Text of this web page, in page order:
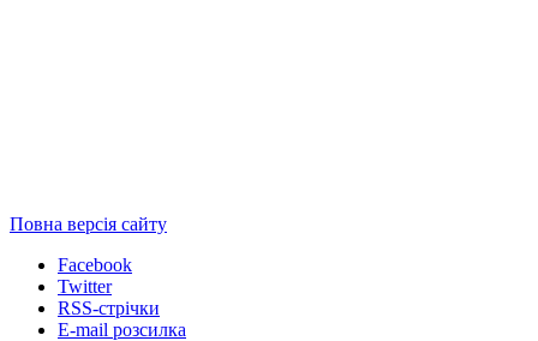
Повна версія сайту
Facebook
Twitter
RSS-стрічки
E-mail розсилка